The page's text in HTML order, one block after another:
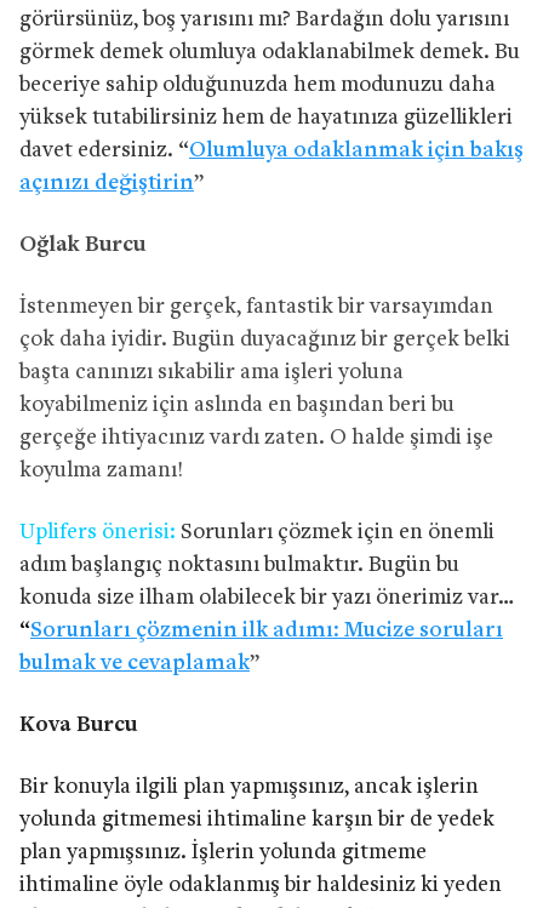
görürsünüz, boş yarısını mı? Bardağın dolu yarısını
görmek demek olumluya odaklanabilmek demek. Bu
beceriye sahip olduğunuzda hem modunuzu daha
yüksek tutabilirsiniz hem de hayatınıza güzellikleri
davet edersiniz. “Olumluya odaklanmak için bakış
açınızı değiştirin”
Oğlak Burcu
İstenmeyen bir gerçek, fantastik bir varsayımdan
çok daha iyidir. Bugün duyacağınız bir gerçek belki
başta canınızı sıkabilir ama işleri yoluna
koyabilmeniz için aslında en başından beri bu
gerçeğe ihtiyacınız vardı zaten. O halde şimdi işe
koyulma zamanı!
Uplifers önerisi: Sorunları çözmek için en önemli
adım başlangıç noktasını bulmaktır. Bugün bu
konuda size ilham olabilecek bir yazı önerimiz var…
“Sorunları çözmenin ilk adımı: Mucize soruları
bulmak ve cevaplamak”
Kova Burcu
Bir konuyla ilgili plan yapmışsınız, ancak işlerin
yolunda gitmemesi ihtimaline karşın bir de yedek
plan yapmışsınız. İşlerin yolunda gitmeme
ihtimaline öyle odaklanmış bir haldesiniz ki yeden